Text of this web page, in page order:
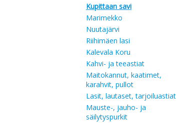
Kupittaan savi
Marimekko
Nuutajärvi
Riihimäen lasi
Kalevala Koru
Kahvi- ja teeastiat
Maitokannut, kaatimet,
karahvit, pullot
Lasit, lautaset, tarjoiluastiat
Mauste-, jauho- ja
säilytyspurkit